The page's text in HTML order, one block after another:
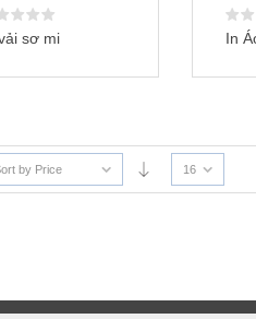
sơ mi In
by Price 16